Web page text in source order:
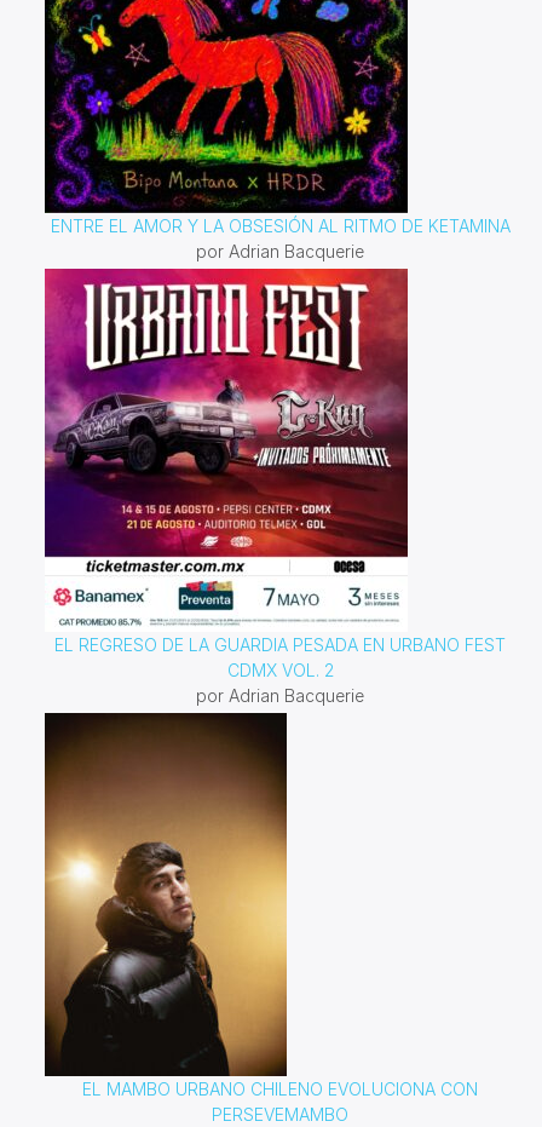
ENTRE EL AMOR Y LA OBSESIÓN AL RITMO DE KETAMINA
por Adrian Bacquerie
EL REGRESO DE LA GUARDIA PESADA EN URBANO FEST
CDMX VOL. 2
por Adrian Bacquerie
EL MAMBO URBANO CHILENO EVOLUCIONA CON
PERSEVEMAMBO